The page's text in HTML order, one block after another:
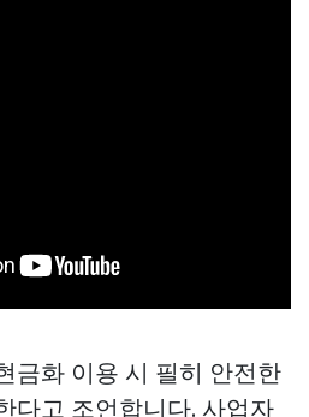
금화 이용 시 필히 안전한
다고 조언합니다. 사업자